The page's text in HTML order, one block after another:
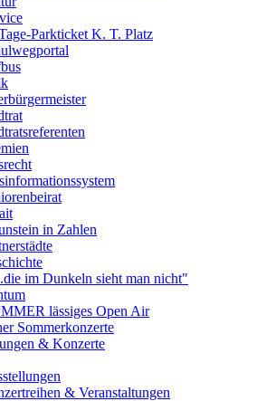
Parkticket K. T. Platz
in Zahlen
im Dunkeln sieht man nicht"
lässiges Open Air
Sommerkonzerte
& Konzerte
& Veranstaltungen